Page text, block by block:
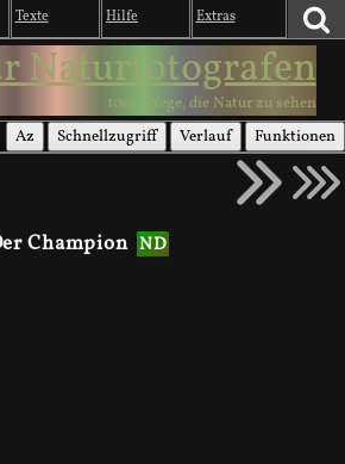
Texte Hilfe Extras
Naturfotografen
1000 Wege, die Natur zu sehen
Az Schnellzugriff Verlauf Funktionen
Champion